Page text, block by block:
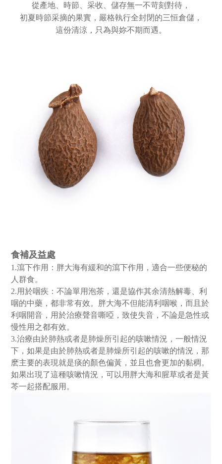
從產地、時節、采收、儲存無一不苛刻對待，
初夏時節采摘的果實，嚴格執行全封閉的三恒倉儲，
這份清涼，只為與妳不期而遇。
食補及益處
1.瀉下作用：胖大海有緩和的瀉下作用，適合一些便秘的
人群食。
2.用於咽疾：不論單用泡茶，還是協作其余清熱解毒、利
咽的中藥，都非常有效。胖大海不但能清利咽喉，而且於
利咽開音，用於治療聲音嘶啞，致使失音，不論是急性或
慢性用之都有效。
3.治療由於肺熱或者是肺燥所引起的咳嗽情況，一般情況
下，如果是由於肺熱或者是肺燥所引起的咳嗽的情況，那
麽主要的表現就是痰的顏色偏黃，並且也會更加的黏稠。
如果出現了這種咳嗽情況，可以用胖大海和腥草或者是黃
芩一起搭配服用。